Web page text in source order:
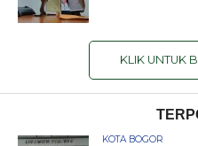
KLIK UNTUK
KOTA BOGOR